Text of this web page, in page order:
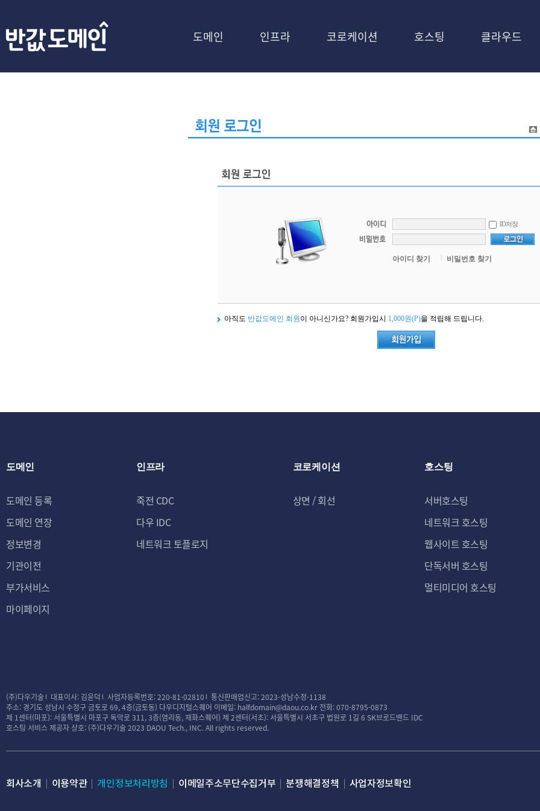
도메인 인프라 코로케이션 호스팅 클라우드
ID저장
아이디 찾기 비밀번호 찾기
아직도 반값도메인 회원 이 아니신가요? 회원가입시 1,000원(P)을 적립해 드립니다.
도메인
도메인 등록
도메인 연장
정보변경
기관이전
부가서비스
마이페이지
인프라
죽전 CDC
다우 IDC
네트워크 토플로지
코로케이션
상면 / 회선
호스팅
서버호스팅
네트워크 호스팅
웹사이트 호스팅
단독서버 호스팅
멀티미디어 호스팅
(주)다우기술 대표이사: 김윤덕 사업자등록번호: 220-81-02810
통신판매업신고: 2023-성남수정-1138
주소: 경기도 성남시 수정구 금토로 69, 4층(금토동) 다우디지털스퀘어 이메일: halfdomain@daou.co.kr 전화: 070-8795-0873
제 1센터(마포): 서울특별시 마포구 독막로 311, 3층(염리동, 재화스퀘어) 제 2센터(서초): 서울특별시 서초구 법원로 1길 6 SK브로드밴드 IDC
호스팅 서비스 제공자 상호: (주)다우기술2023 DAOU Tech., INC. All rights reserved.
회사소개 이용약관 개인정보처리방침 이메일주소무단수집거부 분쟁해결정책 사업자정보확인